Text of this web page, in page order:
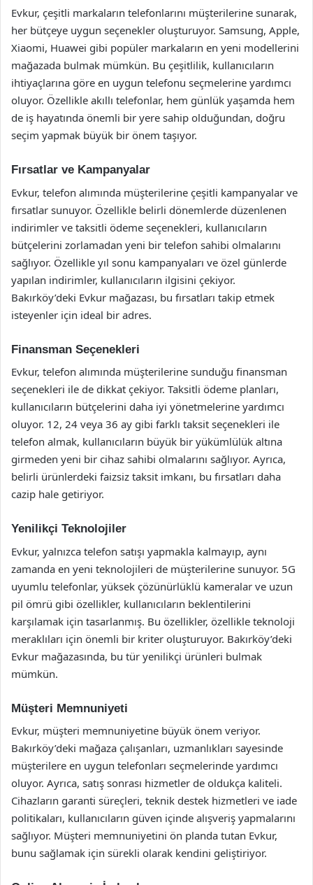
Evkur, çeşitli markaların telefonlarını müşterilerine sunarak,
her bütçeye uygun seçenekler oluşturuyor. Samsung, Apple,
Xiaomi, Huawei gibi popüler markaların en yeni modellerini
mağazada bulmak mümkün. Bu çeşitlilik, kullanıcıların
ihtiyaçlarına göre en uygun telefonu seçmelerine yardımcı
oluyor. Özellikle akıllı telefonlar, hem günlük yaşamda hem
de iş hayatında önemli bir yere sahip olduğundan, doğru
seçim yapmak büyük bir önem taşıyor.
Fırsatlar ve Kampanyalar
Evkur, telefon alımında müşterilerine çeşitli kampanyalar ve
fırsatlar sunuyor. Özellikle belirli dönemlerde düzenlenen
indirimler ve taksitli ödeme seçenekleri, kullanıcıların
bütçelerini zorlamadan yeni bir telefon sahibi olmalarını
sağlıyor. Özellikle yıl sonu kampanyaları ve özel günlerde
yapılan indirimler, kullanıcıların ilgisini çekiyor.
Bakırköy’deki Evkur mağazası, bu fırsatları takip etmek
isteyenler için ideal bir adres.
Finansman Seçenekleri
Evkur, telefon alımında müşterilerine sunduğu finansman
seçenekleri ile de dikkat çekiyor. Taksitli ödeme planları,
kullanıcıların bütçelerini daha iyi yönetmelerine yardımcı
oluyor. 12, 24 veya 36 ay gibi farklı taksit seçenekleri ile
telefon almak, kullanıcıların büyük bir yükümlülük altına
girmeden yeni bir cihaz sahibi olmalarını sağlıyor. Ayrıca,
belirli ürünlerdeki faizsiz taksit imkanı, bu fırsatları daha
cazip hale getiriyor.
Yenilikçi Teknolojiler
Evkur, yalnızca telefon satışı yapmakla kalmayıp, aynı
zamanda en yeni teknolojileri de müşterilerine sunuyor. 5G
uyumlu telefonlar, yüksek çözünürlüklü kameralar ve uzun
pil ömrü gibi özellikler, kullanıcıların beklentilerini
karşılamak için tasarlanmış. Bu özellikler, özellikle teknoloji
meraklıları için önemli bir kriter oluşturuyor. Bakırköy’deki
Evkur mağazasında, bu tür yenilikçi ürünleri bulmak
mümkün.
Müşteri Memnuniyeti
Evkur, müşteri memnuniyetine büyük önem veriyor.
Bakırköy’deki mağaza çalışanları, uzmanlıkları sayesinde
müşterilere en uygun telefonları seçmelerinde yardımcı
oluyor. Ayrıca, satış sonrası hizmetler de oldukça kaliteli.
Cihazların garanti süreçleri, teknik destek hizmetleri ve iade
politikaları, kullanıcıların güven içinde alışveriş yapmalarını
sağlıyor. Müşteri memnuniyetini ön planda tutan Evkur,
bunu sağlamak için sürekli olarak kendini geliştiriyor.